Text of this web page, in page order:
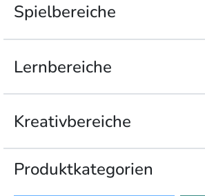
Spielbereiche
Lernbereiche
Kreativbereiche
Produkt­kategorien